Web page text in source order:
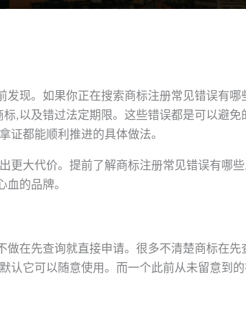
现。如果你正在搜索商标注册常见错误有
,以及错过法定期限。这些错误都是可以避
证都能顺利推进的具体做法。
更大代价。提前了解商标注册常见错误有哪
的品牌。
在先查询就直接申请。很多不清楚商标在
它可以随意使用。而一个此前从未留意到的